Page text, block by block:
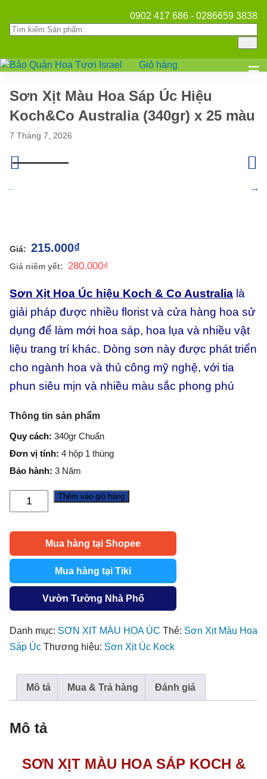
0902 417 686 - 0286659 3838
☰
Giỏ hàng
Sơn Xịt Màu Hoa Sáp Úc Hiệu
Koch&Co Australia (340gr) x 25 màu
7 Tháng 7, 2026
280.000₫
215.000₫
Sơn Xịt Hoa Úc hiệu Koch & Co Australia là
giải pháp được nhiều florist và cửa hàng hoa sử
dụng để làm mới hoa sáp, hoa lụa và nhiều vật
liệu trang trí khác. Dòng sơn này được phát triển
cho ngành hoa và thủ công mỹ nghệ, với tia
phun siêu mịn và nhiều màu sắc phong phú
Thông tin sản phẩm
Quy cách: 340gr Chuẩn
Đơn vị tính: 4 hộp 1 thùng
Bảo hành: 3 Năm
Sơn
Xịt
Màu
Sáp
Úc
Koch&Co
Australia
(340gr)
25
màu
lượng
Thêm vào giỏ hàng
Mua hàng tại Shopee
Mua hàng tại Tiki
Vườn Tường Nhà Phố
Danh mục: SƠN XỊT MÀU HOA ÚC Thẻ: Sơn Xịt Màu Hoa
Sáp Úc Thương hiệu: Sơn Xịt Úc Kock
Mô tả Mua & Trả hàng Đánh giá
Mô tả
SƠN XỊT MÀU HOA SÁP KOCH &